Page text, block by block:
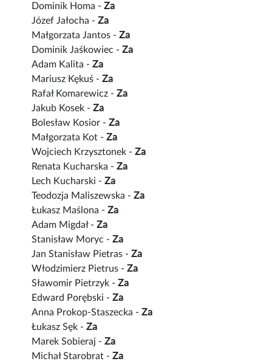
Dominik Homa -Za
Józef Jałocha -Za
Małgorzata Jantos -Za
Dominik Jaśkowiec -Za
Adam Kalita -Za
Mariusz Kękuś -Za
Rafał Komarewicz -Za
Jakub Kosek -Za
Bolesław Kosior -Za
Małgorzata Kot -Za
Wojciech Krzysztonek -Za
Renata Kucharska -Za
Lech Kucharski -Za
Teodozja Maliszewska -Za
Łukasz Maślona -Za
Adam Migdał -Za
Stanisław Moryc -Za
Jan Stanisław Pietras -Za
Włodzimierz Pietrus -Za
Sławomir Pietrzyk -Za
Edward Porębski -Za
Anna Prokop-Staszecka -Za
Łukasz Sęk -Za
Marek Sobieraj -Za
Michał Starobrat -Za